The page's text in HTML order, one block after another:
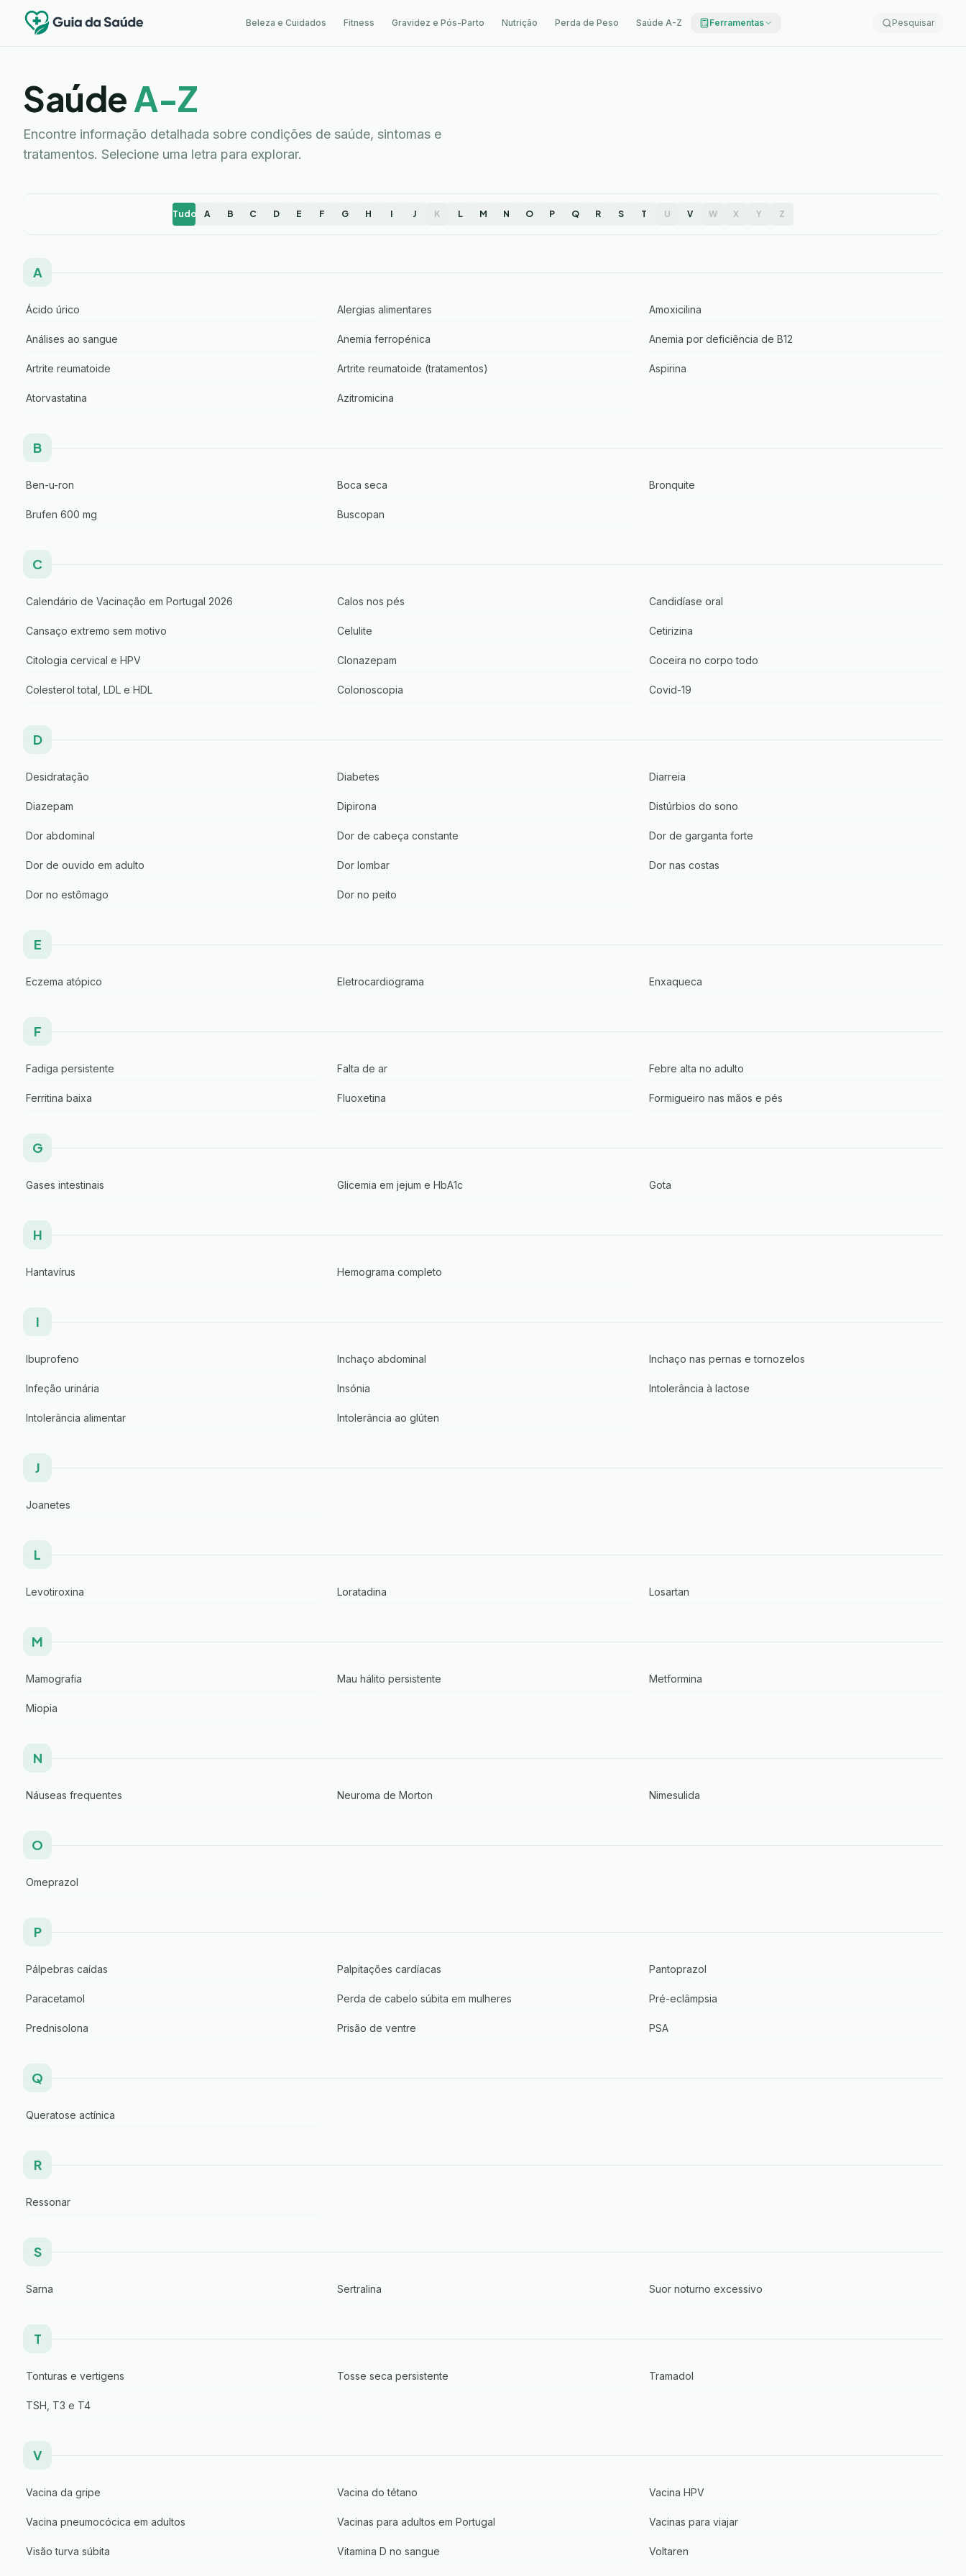
Beleza e Cuidados Fitness Gravidez e Pós-Parto Nutrição Perda de Peso Saúde A-Z Ferramentas Pesquisar
SaúdeA-Z
Encontre informação detalhada sobre condições de saúde, sintomas e
tratamentos. Selecione uma letra para explorar.
Tudo A B C D E F G H I J K L M N O P Q R S T U V W X Y Z
A
Ácido úrico Alergias alimentares Amoxicilina
Análises ao sangue Anemia ferropénica Anemia por deficiência de B12
Artrite reumatoide Artrite reumatoide (tratamentos) Aspirina
Atorvastatina Azitromicina
B
Ben-u-ron Boca seca Bronquite
Brufen 600 mg Buscopan
C
Calendário de Vacinação em Portugal 2026 Calos nos pés Candidíase oral
Cansaço extremo sem motivo Celulite Cetirizina
Citologia cervical e HPV Clonazepam Coceira no corpo todo
Colesterol total, LDL e HDL Colonoscopia Covid-19
D
Desidratação Diabetes Diarreia
Diazepam Dipirona Distúrbios do sono
Dor abdominal Dor de cabeça constante Dor de garganta forte
Dor de ouvido em adulto Dor lombar Dor nas costas
Dor no estômago Dor no peito
E
Eczema atópico Eletrocardiograma Enxaqueca
F
Fadiga persistente Falta de ar Febre alta no adulto
Ferritina baixa Fluoxetina Formigueiro nas mãos e pés
G
Gases intestinais Glicemia em jejum e HbA1c Gota
H
Hantavírus Hemograma completo
I
Ibuprofeno Inchaço abdominal Inchaço nas pernas e tornozelos
Infeção urinária Insónia Intolerância à lactose
Intolerância alimentar Intolerância ao glúten
J
Joanetes
L
Levotiroxina Loratadina Losartan
M
Mamografia Mau hálito persistente Metformina
Miopia
N
Náuseas frequentes Neuroma de Morton Nimesulida
O
Omeprazol
P
Pálpebras caídas Palpitações cardíacas Pantoprazol
Paracetamol Perda de cabelo súbita em mulheres Pré-eclâmpsia
Prednisolona Prisão de ventre PSA
Q
Queratose actínica
R
Ressonar
S
Sarna Sertralina Suor noturno excessivo
T
Tonturas e vertigens Tosse seca persistente Tramadol
TSH, T3 e T4
V
Vacina da gripe Vacina do tétano Vacina HPV
Vacina pneumocócica em adultos Vacinas para adultos em Portugal Vacinas para viajar
Visão turva súbita Vitamina D no sangue Voltaren